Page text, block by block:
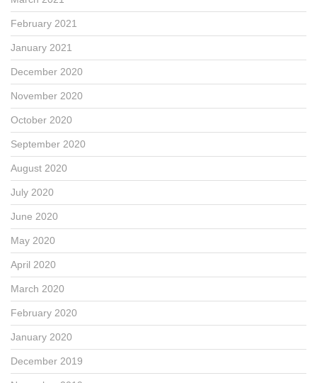
February 2021
January 2021
December 2020
November 2020
October 2020
September 2020
August 2020
July 2020
June 2020
May 2020
April 2020
March 2020
February 2020
January 2020
December 2019